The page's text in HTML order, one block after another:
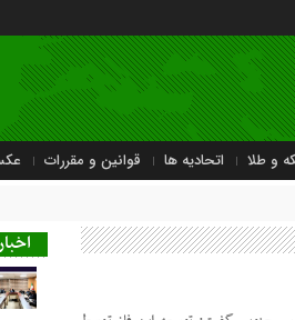
و طلا اتحادیه ها قوانین و مقررات